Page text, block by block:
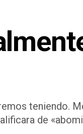
teniendo.
de